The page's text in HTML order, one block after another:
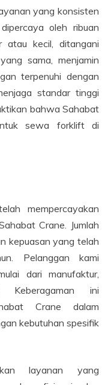
yang konsisten
oleh ribuan
atau kecil, ditangani
sama, menjamin
terpenuhi dengan
standar tinggi
bahwa Sahabat
sewa forklift di
mempercayakan
Crane. Jumlah
kepuasan yang telah
Pelanggan kami
dari manufaktur,
Keberagaman ini
Crane dalam
kebutuhan spesifik
layanan yang